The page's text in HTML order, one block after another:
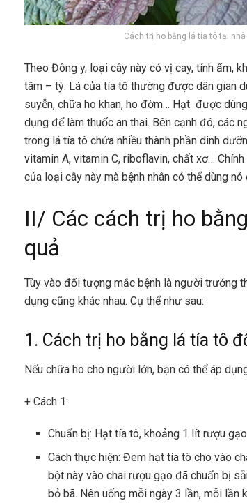
Cách trị ho bằng lá tía tô tại
Theo Đông y, loại cây này có vị cay, tính ấm,
tâm – tỳ. Lá của tía tô thường được dân gian
suyễn, chữa ho khan, ho đờm… Hạt được
dụng để làm thuốc an thai. Bên cạnh đó, các
trong lá tía tô chứa nhiều thành phần dinh
vitamin A, vitamin C, riboflavin, chất xơ…
của loại cây này mà bệnh nhân có thể dùng
II/ Các cách trị ho
quả
Tùy vào đối tượng mắc bệnh là người trưởng
dụng cũng khác nhau. Cụ thể như sau:
1. Cách trị ho bằng lá tía tô
Nếu chữa ho cho người lớn, bạn có thể áp
+ Cách 1:
Chuẩn bị: Hạt tía tô, khoảng 1 lít rượu
Cách thực hiện: Đem hạt tía tô cho vào
bột này vào chai rượu gạo đã chuẩn bị
bỏ bã. Nên uống mỗi ngày 3 lần, mỗi